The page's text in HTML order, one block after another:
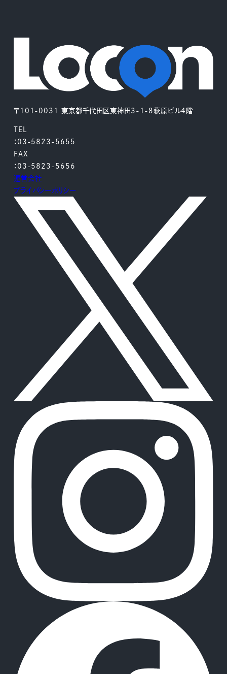
〒101-0031 東京都千代田区東神田3-1-8萩原ビル4階
TEL
：03-5823-5655
FAX
：03-5823-5656
運営会社
プライバシーポリシー